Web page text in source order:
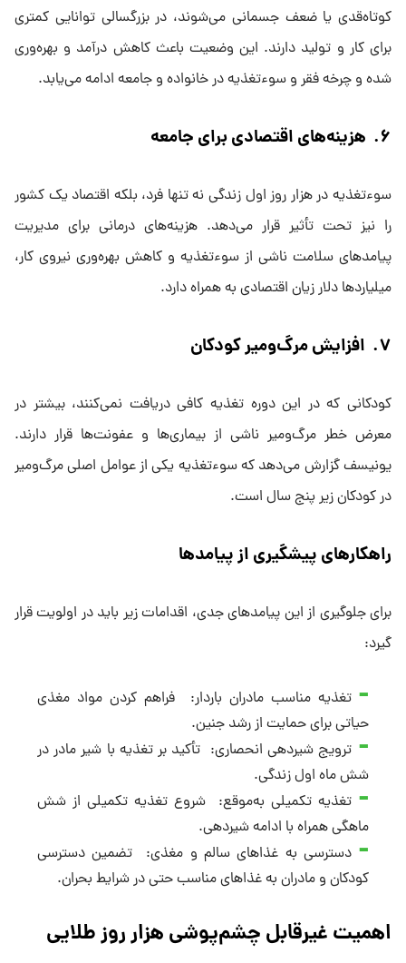
کوتاه‌قدی یا ضعف جسمانی می‌شوند، در بزرگسالی توانایی کمتری
برای کار و تولید دارند. این وضعیت باعث کاهش درآمد و بهره‌وری
شده و چرخه فقر و سوءتغذیه در خانواده و جامعه ادامه می‌یابد.
۶. هزینه‌های اقتصادی برای جامعه
سوءتغذیه در هزار روز اول زندگی نه تنها فرد، بلکه اقتصاد یک کشور
را نیز تحت تأثیر قرار می‌دهد. هزینه‌های درمانی برای مدیریت
پیامدهای سلامت ناشی از سوءتغذیه و کاهش بهره‌وری نیروی کار،
میلیاردها دلار زیان اقتصادی به همراه دارد.
۷. افزایش مرگ‌ومیر کودکان
کودکانی که در این دوره تغذیه کافی دریافت نمی‌کنند، بیشتر در
معرض خطر مرگ‌ومیر ناشی از بیماری‌ها و عفونت‌ها قرار دارند.
یونیسف گزارش می‌دهد که سوءتغذیه یکی از عوامل اصلی مرگ‌ومیر
در کودکان زیر پنج سال است.
راهکارهای پیشگیری از پیامدها
برای جلوگیری از این پیامدهای جدی، اقدامات زیر باید در اولویت قرار
گیرد:
تغذیه مناسب مادران باردار: فراهم کردن مواد مغذی
حیاتی برای حمایت از رشد جنین.
ترویج شیردهی انحصاری: تأکید بر تغذیه با شیر مادر در
شش ماه اول زندگی.
تغذیه تکمیلی به‌موقع: شروع تغذیه تکمیلی از شش
ماهگی همراه با ادامه شیردهی.
دسترسی به غذاهای سالم و مغذی: تضمین دسترسی
کودکان و مادران به غذاهای مناسب حتی در شرایط بحران.
اهمیت غیرقابل چشم‌پوشی هزار روز طلایی